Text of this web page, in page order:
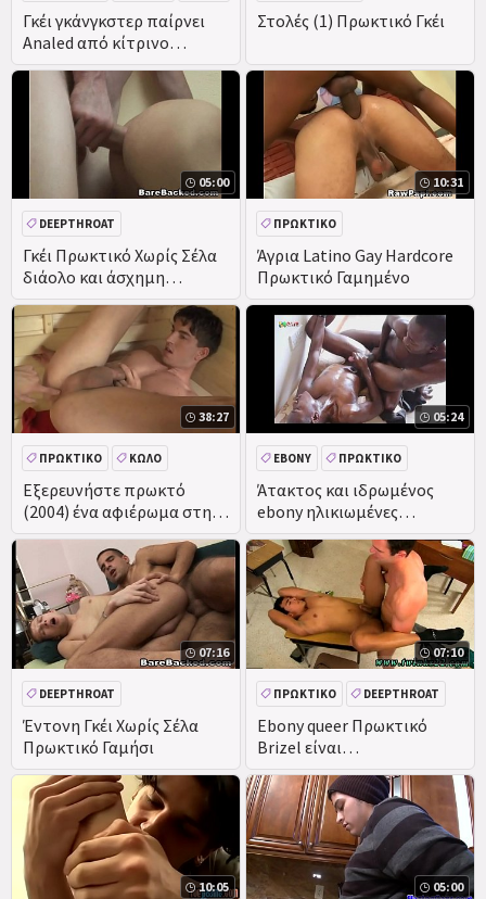
Γκέι γκάνγκστερ παίρνει
Analed από κίτρινο
κουκούλα κακοποιός
DEEPTHROAT Στολές (1) Πρωκτικό Γκέι
05:00
Γκέι Πρωκτικό Χωρίς Σέλα
διάολο και άσχημη
Αυνανισμός Στο πρόσωπο
DEEPTHROAT
10:31
Άγρια Latino Gay Hardcore
Πρωκτικό Γαμημένο
ΠΡΩΚΤΙΚΌ
ΑΥΝΑΝΙΣΜΌΣ ΣΤΟ ΠΡΌΣΩΠΟ
ΚΏΛΟ
ΠΊΠΑ
38:27
Εξερευνήστε πρωκτό
(2004) ένα αφιέρωμα στην
κωλοτρυπίδα-γκέι λιωμένο
άνδρες τρώει Πρωκτικό
ΠΡΩΚΤΙΚΌ
ΚΏΛΟ
ΣΤΟΛΉ
ΌΡΓΙΟ
05:24
Άτακτος και ιδρωμένος
ebony ηλικιωμένες
Μπράιαν και ο Πέτρος
σκληρό πυρήνα assfucking
bashing
EBONY ΠΡΩΚΤΙΚΌ
07:16
Έντονη Γκέι Χωρίς Σέλα
Πρωκτικό Γαμήσι
DEEPTHROAT
07:10
Ebony queer Πρωκτικό
Brizel είναι
ανυπεράσπιστη, όταν ο
τύπος θέλει κάποιο πουλί,
ΠΡΩΚΤΙΚΌ DEEPTHROAT
10:05 05:00